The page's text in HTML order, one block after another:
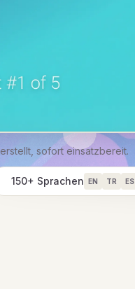
sofort einsatzbereit.
150+ Sprachen EN TR ES